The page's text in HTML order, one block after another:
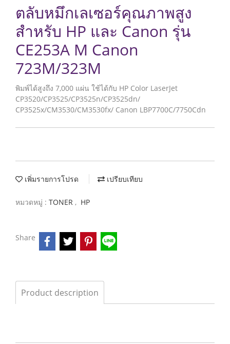
ตลับหมึกเลเซอร์คุณภาพสูง
สำหรับ HP และ Canon รุ่น
CE253A M Canon
723M/323M
พิมพ์ได้สูงถึง 7,000 แผ่น ใช้ได้กับ HP Color LaserJet
CP3520/CP3525/CP3525n/CP3525dn/
CP3525x/CM3530/CM3530fx/ Canon LBP7700C/7750Cdn
เพิ่มรายการโปรด เปรียบเทียบ
หมวดหมู่ : TONER , HP
Share
Product description